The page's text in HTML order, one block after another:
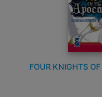
FOUR KNIGHTS